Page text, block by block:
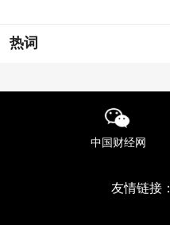
热词
中国财经网
友情链接：